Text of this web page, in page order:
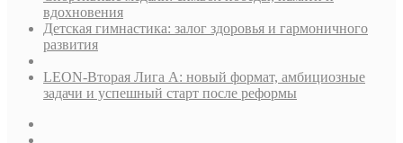
вдохновения
Детская гимнастика: залог здоровья и гармоничного
развития
LEON-Вторая Лига А: новый формат, амбициозные
задачи и успешный старт после реформы